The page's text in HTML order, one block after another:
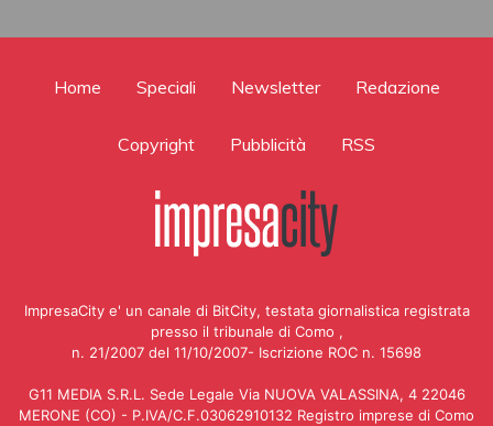
Home Speciali Newsletter Redazione
Copyright Pubblicità RSS
ImpresaCity e' un canale di BitCity, testata giornalistica registrata
presso il tribunale di Como ,
n. 21/2007 del 11/10/2007- Iscrizione ROC n. 15698
G11 MEDIA S.R.L. Sede Legale Via NUOVA VALASSINA, 4 22046
MERONE (CO) - P.IVA/C.F.03062910132 Registro imprese di Como